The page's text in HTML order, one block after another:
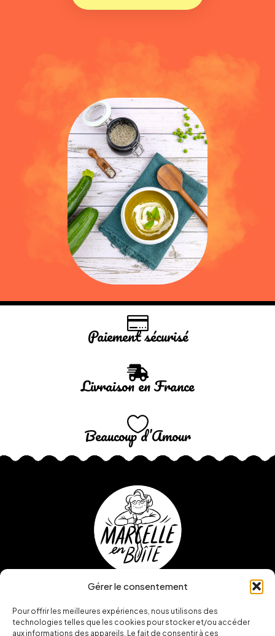
Gérer le consentement
Pour offrir les meilleures expériences, nous utilisons des
technologies telles que les cookies pour stocker et/ou accéder
aux informations des appareils. Le fait de consentir à ces
Paiement sécurisé
Livraison en France
Beaucoup d’Amour